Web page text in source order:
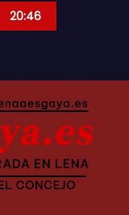
20:46